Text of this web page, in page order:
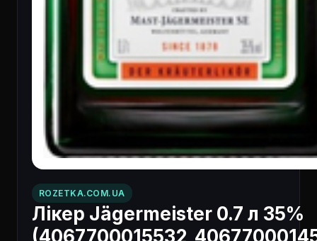
ROZETKA.COM.UA
Лікер Jägermeister 0.7 л 35%